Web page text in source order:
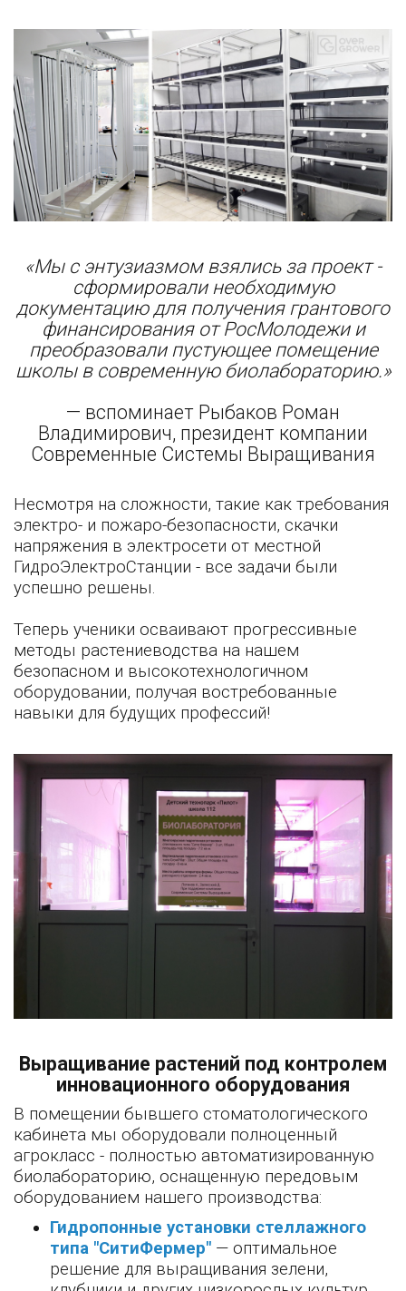
«Мы с энтузиазмом взялись за проект -
сформировали необходимую
документацию для получения грантового
финансирования от РосМолодежи и
преобразовали пустующее помещение
школы в современную биолабораторию.»
— вспоминает Рыбаков Роман
Владимирович, президент компании
Современные Системы Выращивания
Несмотря на сложности, такие как требования
электро- и пожаро-безопасности, скачки
напряжения в электросети от местной
ГидроЭлектроСтанции - все задачи были
успешно решены.
Теперь ученики осваивают прогрессивные
методы растениеводства на нашем
безопасном и высокотехнологичном
оборудовании, получая востребованные
навыки для будущих профессий!
Выращивание растений под контролем
инновационного оборудования
В помещении бывшего стоматологического
кабинета мы оборудовали полноценный
агрокласс - полностью автоматизированную
биолабораторию, оснащенную передовым
оборудованием нашего производства:
Гидропонные установки стеллажного
типа "СитиФермер" — оптимальное
решение для выращивания зелени,